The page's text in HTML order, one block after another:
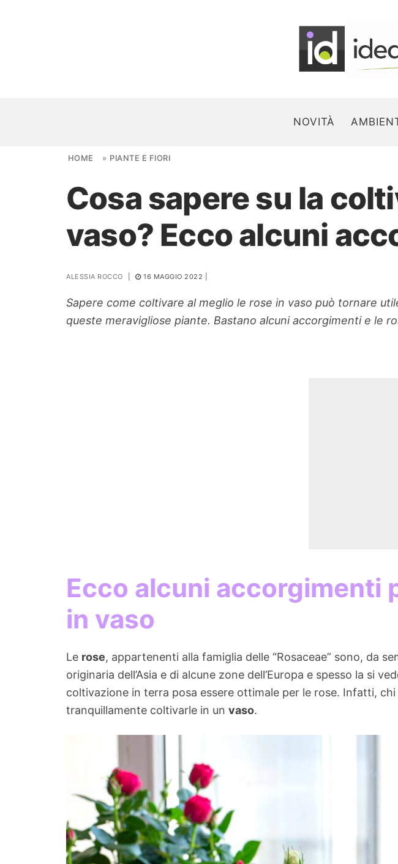
NOVITÀ
NOVITÀ
AMBIENTI
Ortaggio
Search for:
HOME » PIANTE E FIORI
Cosa sapere su la
vaso? Ecco alcuni
ALESSIA ROCCO 16 MAGGIO 2022
Sapere come coltivare al meglio le rose in vaso può tornare
queste meravigliose piante. Bastano alcuni accorgimenti e le
Ecco alcuni accorgimenti
in vaso
Le rose, appartenenti alla famiglia delle “Rosaceae” sono, da
originaria dell’Asia e di alcune zone dell’Europa e spesso la si
coltivazione in terra posa essere ottimale per le rose. Infatti,
tranquillamente coltivarle in un vaso.